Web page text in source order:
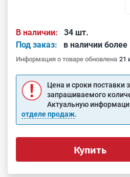
В наличии:
34 шт.
Под заказ:
в наличии
Информация о товаре обновлена 21
Цена и сроки поставки
запрашиваемого
Актуальную
отделе продаж.
Купить